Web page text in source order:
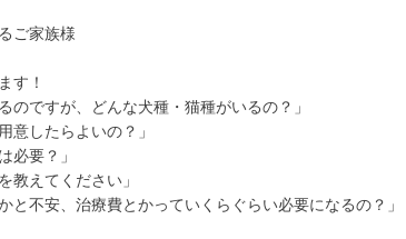
ご家族様
す！
のですが、どんな犬種・猫種がいるの？」
意したらよいの？」
必要？」
教えてください」
と不安、治療費とかっていくらぐらい必要になるの？」